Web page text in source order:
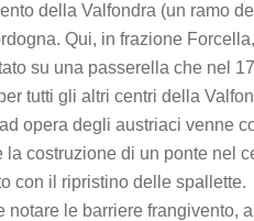
della Valfondra (un ramo
Qui, in frazione
su una passerella che nel
tutti gli altri centri della
opera degli austriaci venne
costruzione di un ponte nel
con il ripristino delle spallette.
notare le barriere